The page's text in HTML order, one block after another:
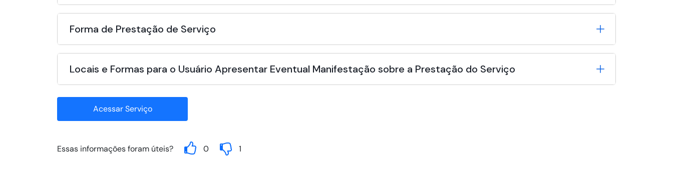
Forma de Prestação de Serviço
Locais e Formas para o Usuário Apresentar Eventual Manifestação sobre a Prestação do Serviço
Acessar Serviço
Essas informações foram úteis? 0 1